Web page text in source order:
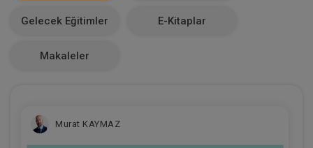
0
Gelecek Eğitimler E-Kitaplar
Makaleler
Murat KAYMAZ